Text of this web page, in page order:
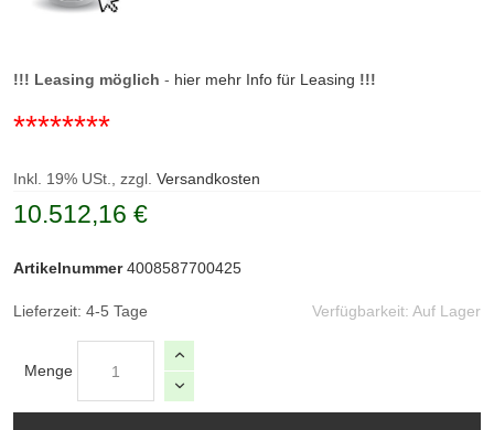
!!! Leasing möglich - hier mehr Info für Leasing !!!
********
Inkl. 19% USt., zzgl. Versandkosten
10.512,16 €
Verfügbarkeit: Auf Lager
Artikelnummer 4008587700425
Lieferzeit: 4-5 Tage
Menge